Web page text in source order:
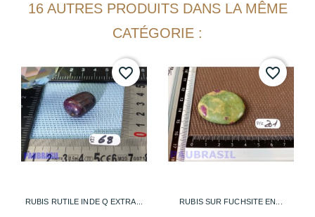
16 AUTRES PRODUITS DANS LA MÊME
CATÉGORIE :
RUBIS RUTILE INDE Q EXTRA...
favorite_border
RUBIS SUR FUCHSITE EN...
favorite_border